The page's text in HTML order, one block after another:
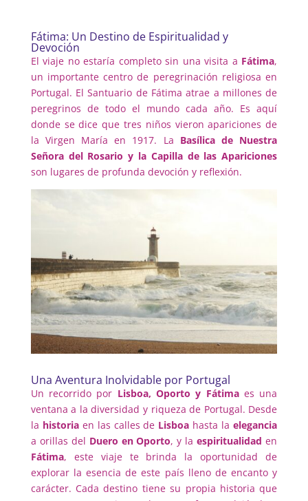
Fátima: Un Destino de Espiritualidad y
Devoción
El viaje no estaría completo sin una visita a Fátima,
un importante centro de peregrinación religiosa en
Portugal. El Santuario de Fátima atrae a millones de
peregrinos de todo el mundo cada año. Es aquí
donde se dice que tres niños vieron apariciones de
la Virgen María en 1917. La Basílica de Nuestra
Señora del Rosario y la Capilla de las Apariciones
son lugares de profunda devoción y reflexión.
Una Aventura Inolvidable por Portugal
Un recorrido por Lisboa, Oporto y Fátimaes una
ventana a la diversidad y riqueza de Portugal. Desde
la historiaen las calles de Lisboa hasta laelegancia
a orillas del Duero en Oporto, y laespiritualidad en
Fátima, este viaje te brinda la oportunidad de
explorar la esencia de este país lleno de encanto y
carácter. Cada destino tiene su propia historia que